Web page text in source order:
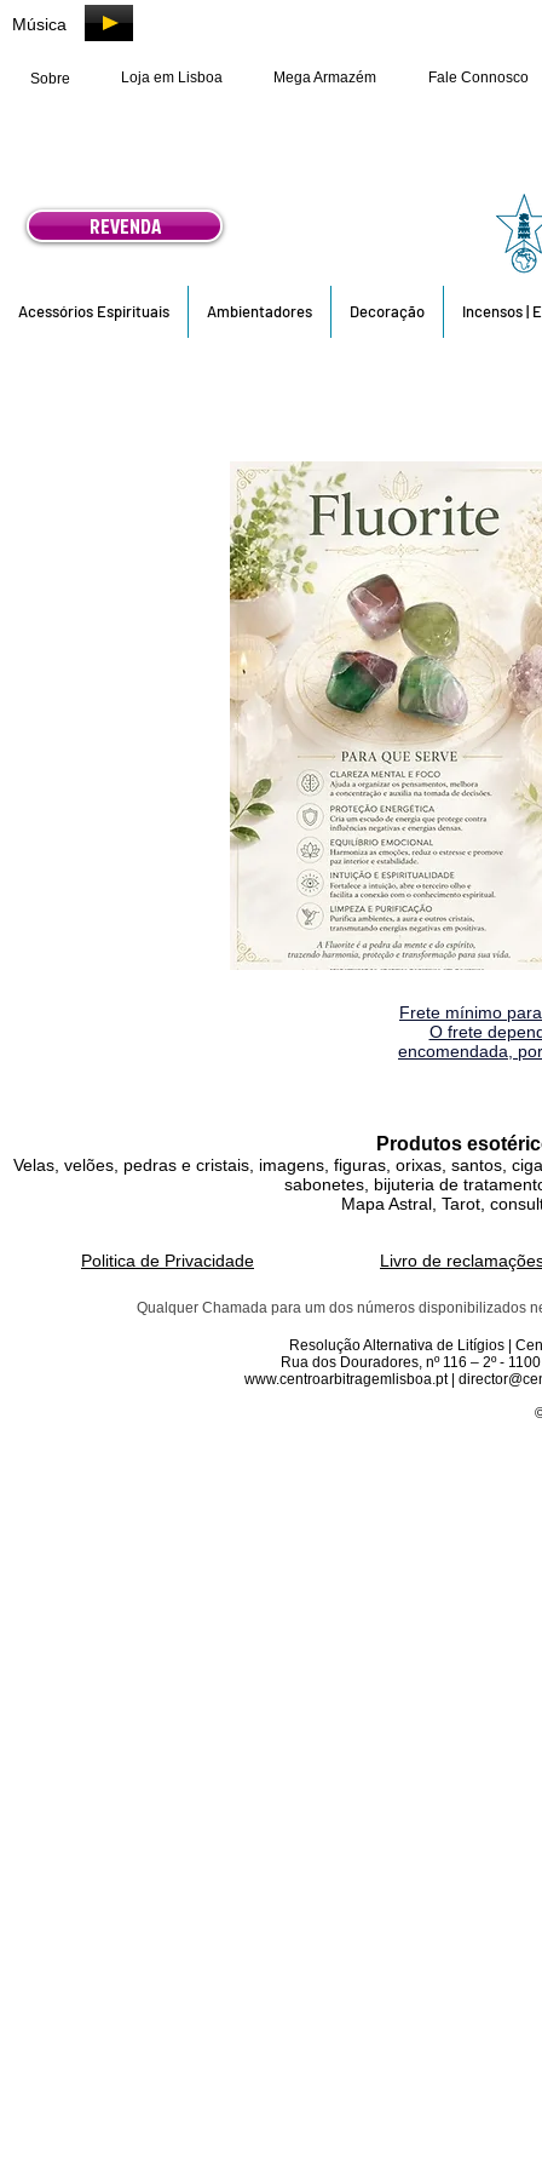
Música
Sobre Loja em Lisboa Mega Armazém Fale Connosco
REVENDA
Acessórios Espirituais Ambientadores Decoração Incensos |
Frete mínimo
O frete
encomendada,
Produtos
Velas, velões, pedras e cristais, imagens, figuras, orixas, santos,
sabonetes, bijuteria de
Mapa Astral, Tarot,
Politica de Privacidade Livro de
Qualquer Chamada para um dos números disponibilizados
Resolução Alternativa de Litígios |
Rua dos Douradores, nº 116 – 2º -
www.centroarbitragemlisboa.pt |